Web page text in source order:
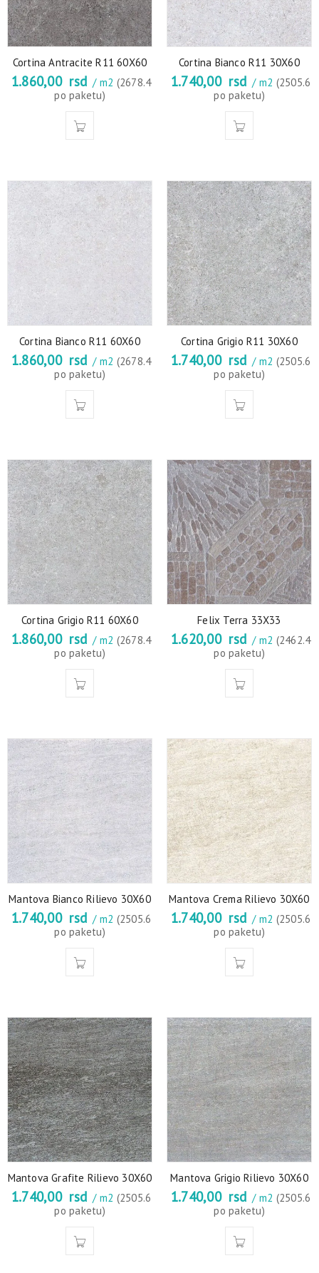
Cortina Antracite R11 60X60
1.860,00 rsd / m2 (2678.4
po paketu)
Cortina Bianco R11 30X60
1.740,00 rsd / m2 (2505.6
po paketu)
Cortina Bianco R11 60X60
1.860,00 rsd / m2 (2678.4
po paketu)
Cortina Grigio R11 30X60
1.740,00 rsd / m2 (2505.6
po paketu)
Cortina Grigio R11 60X60
1.860,00 rsd / m2 (2678.4
po paketu)
Felix Terra 33X33
1.620,00 rsd / m2 (2462.4
po paketu)
Mantova Bianco Rilievo 30X60
1.740,00 rsd / m2 (2505.6
po paketu)
Mantova Crema Rilievo 30X60
1.740,00 rsd / m2 (2505.6
po paketu)
Mantova Grafite Rilievo 30X60
1.740,00 rsd / m2 (2505.6
po paketu)
Mantova Grigio Rilievo 30X60
1.740,00 rsd / m2 (2505.6
po paketu)